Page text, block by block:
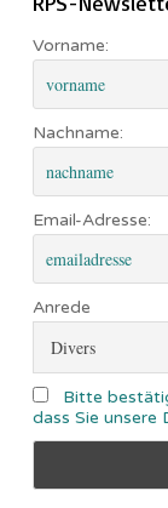
Vorname:
Nachname:
Email-Adresse:
Anrede
Bitte
dass Sie unsere